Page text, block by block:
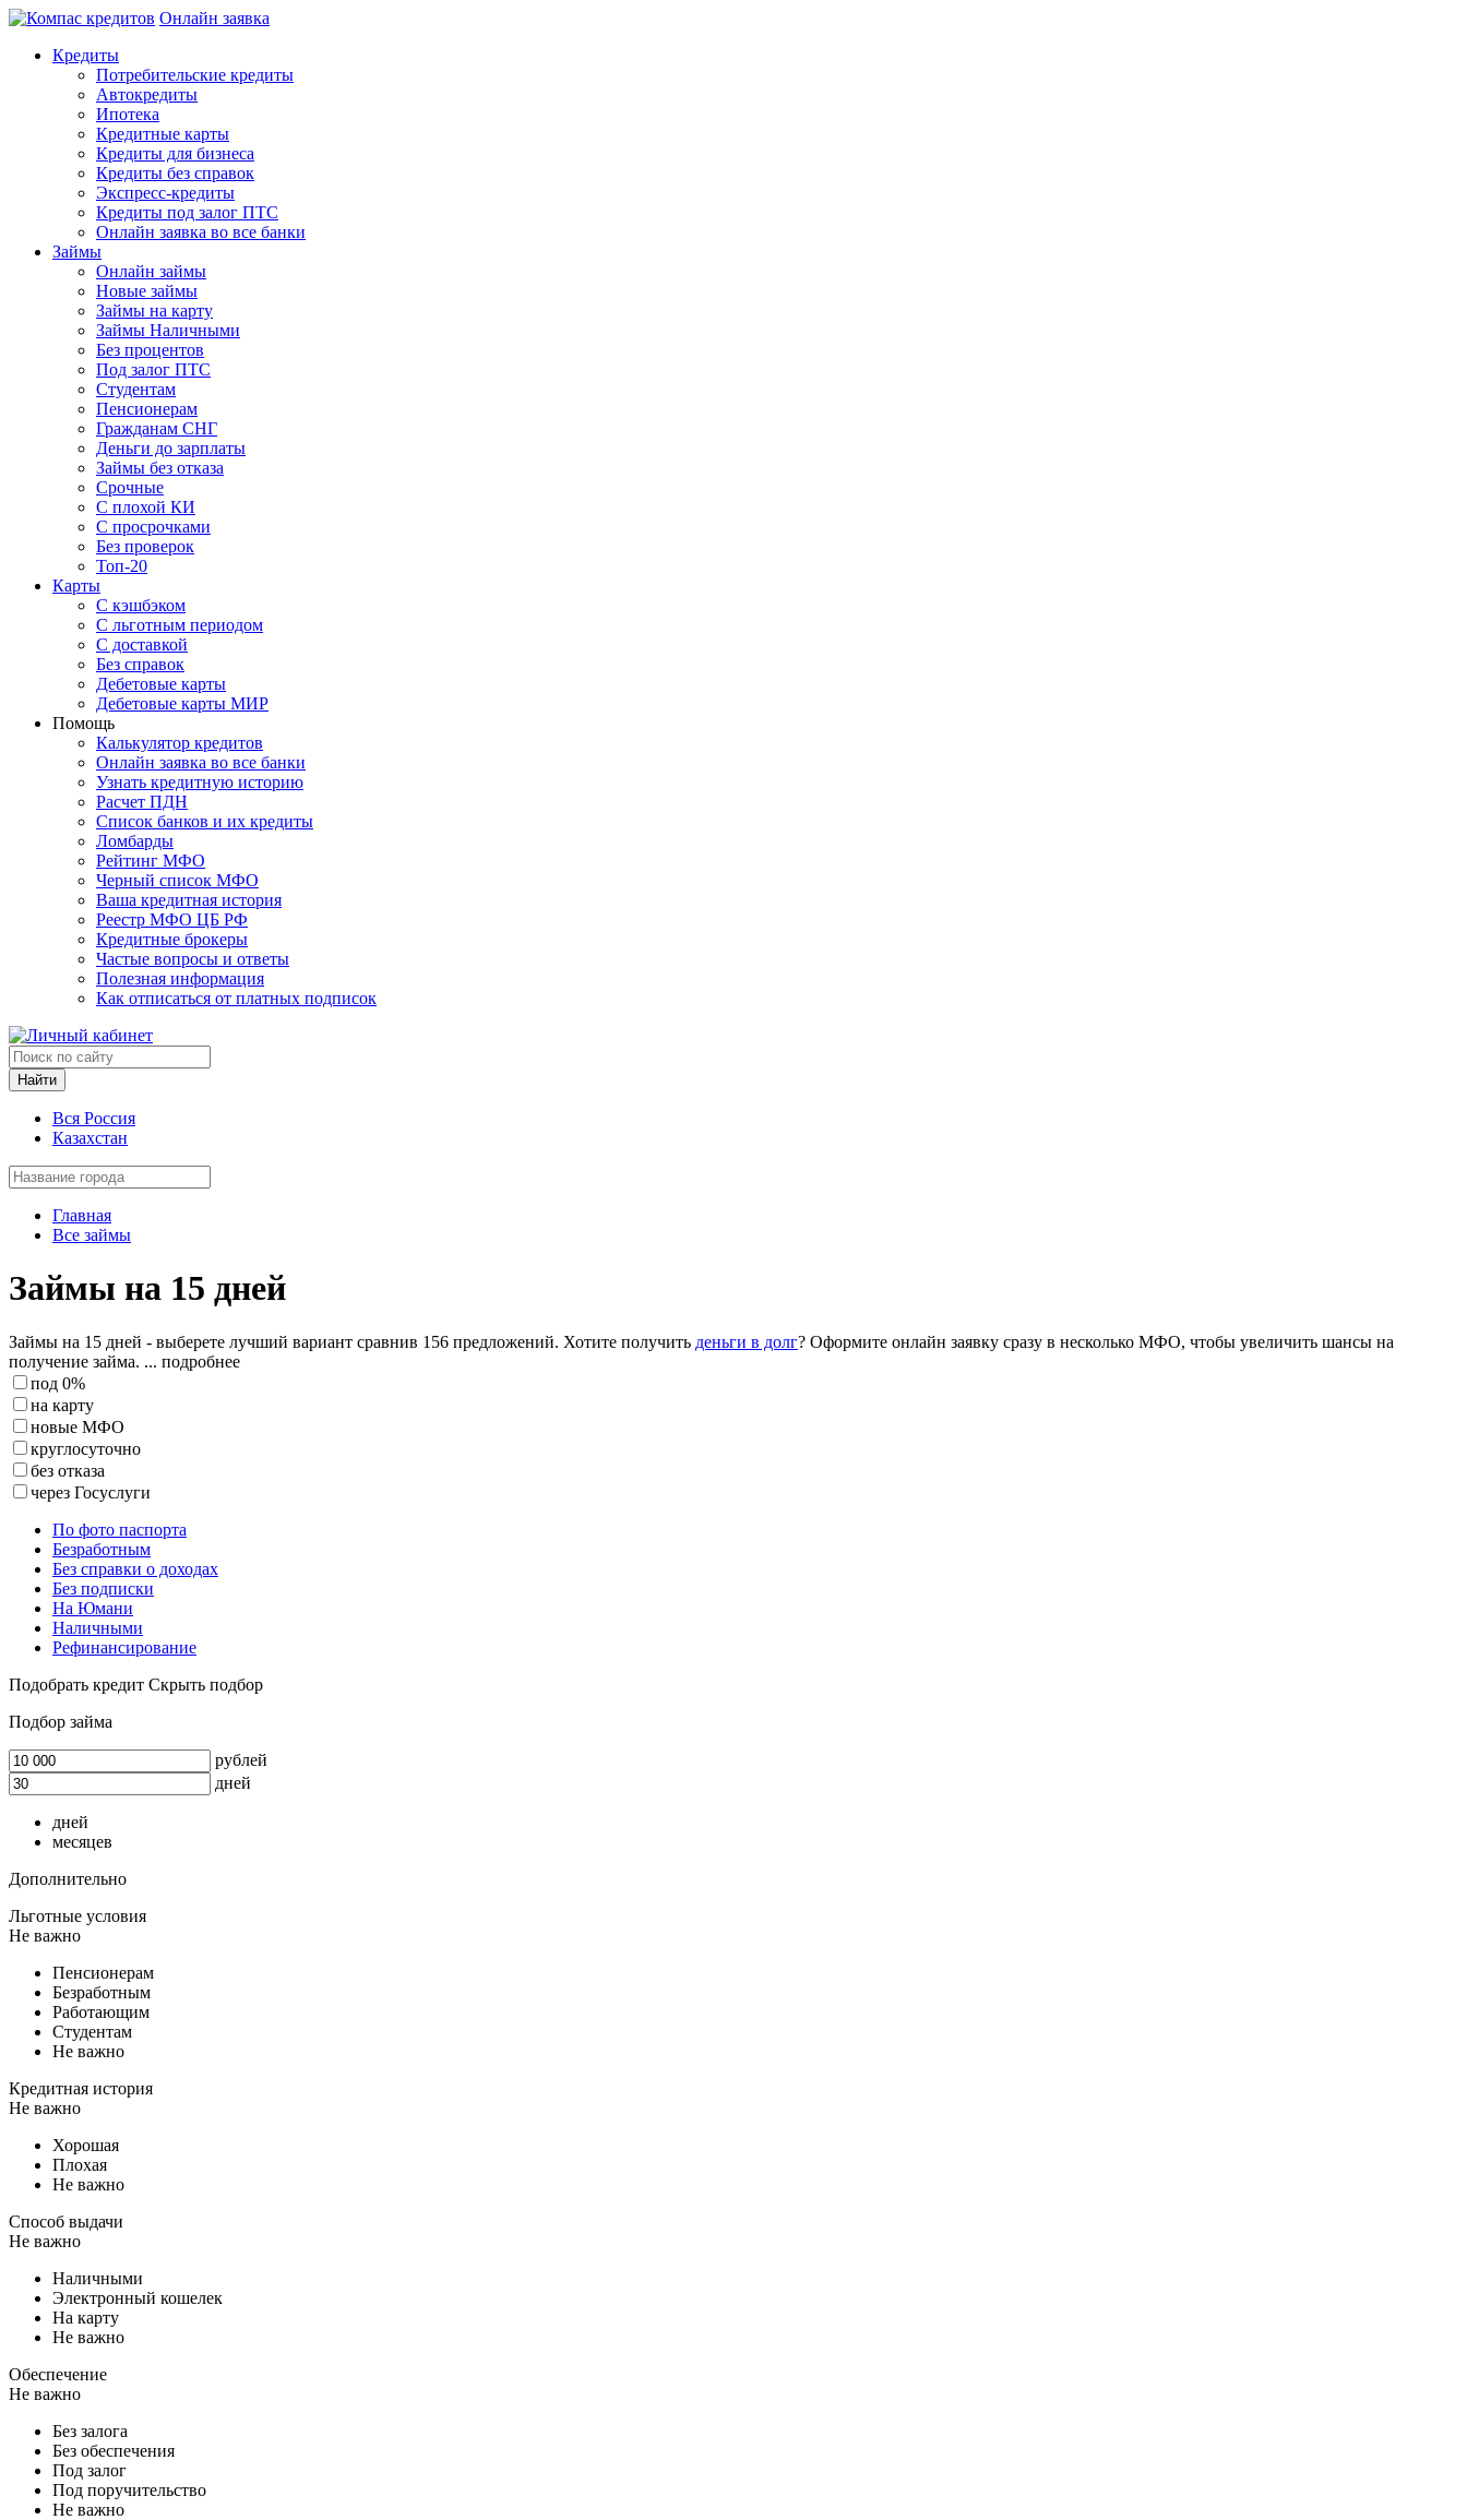
Онлайн заявка
Кредиты
Потребительские кредиты
Автокредиты
Ипотека
Кредитные карты
Кредиты для бизнеса
Кредиты без справок
Экспресс-кредиты
Кредиты под залог ПТС
Онлайн заявка во все банки
Займы
Онлайн займы
Новые займы
Займы на карту
Займы Наличными
Без процентов
Под залог ПТС
Студентам
Пенсионерам
Гражданам СНГ
Деньги до зарплаты
Займы без отказа
Срочные
С плохой КИ
С просрочками
Без проверок
Топ-20
Карты
С кэшбэком
С льготным периодом
С доставкой
Без справок
Дебетовые карты
Дебетовые карты МИР
Помощь
Калькулятор кредитов
Онлайн заявка во все банки
Узнать кредитную историю
Расчет ПДН
Список банков и их кредиты
Ломбарды
Рейтинг МФО
Черный список МФО
Ваша кредитная история
Реестр МФО ЦБ РФ
Кредитные брокеры
Частые вопросы и ответы
Полезная информация
Как отписаться от платных подписок
Найти
Вся Россия
Казахстан
Главная
Все займы
Займы на 15 дней
Займы на 15 дней - выберете лучший вариант сравнив 156 предложений. Хотите получить деньги в долг? Оформите онлайн заявку сразу в несколько МФО, чтобы увеличить шансы на
получение займа. ... подробнее
под 0%
на карту
новые МФО
круглосуточно
без отказа
через Госуслуги
По фото паспорта
Безработным
Без справки о доходах
Без подписки
На Юмани
Наличными
Рефинансирование
Подобрать кредит Скрыть подбор
Подбор займа
рублей
дней
дней
месяцев
Дополнительно
Льготные условия
Не важно
Пенсионерам
Безработным
Работающим
Студентам
Не важно
Кредитная история
Не важно
Хорошая
Плохая
Не важно
Способ выдачи
Не важно
Наличными
Электронный кошелек
На карту
Не важно
Обеспечение
Не важно
Без залога
Без обеспечения
Под залог
Под поручительство
Не важно